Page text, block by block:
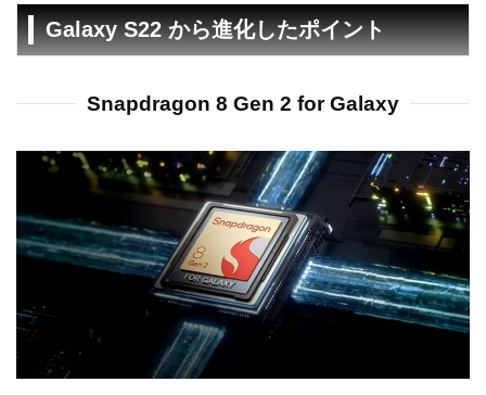
Galaxy S22 から進化したポイント
Snapdragon 8 Gen 2 for Galaxy